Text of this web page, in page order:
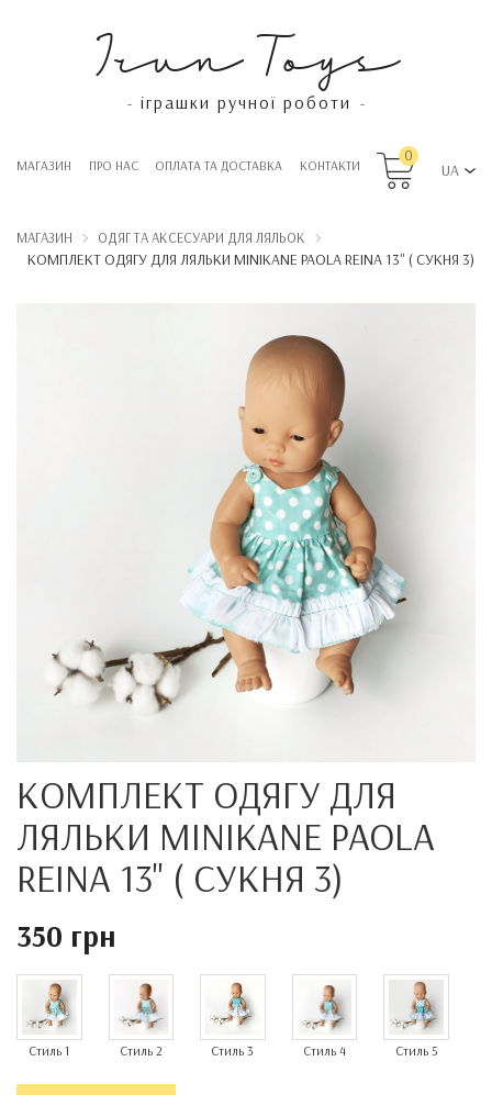
Irun Toys
- іграшки ручної роботи -
МАГАЗИН ПРО НАС OПЛАТА ТА ДОСТАВКА КОНТАКТИ
0
UA
МАГАЗИН ОДЯГ ТА АКСЕСУАРИ ДЛЯ ЛЯЛЬОК
КОМПЛЕКТ ОДЯГУ ДЛЯ ЛЯЛЬКИ MINIKANE PAOLA REINA 13" ( СУКНЯ 3)
КОМПЛЕКТ ОДЯГУ ДЛЯ
ЛЯЛЬКИ MINIKANE PAOLA
REINA 13" ( СУКНЯ 3)
350 грн
Стиль 1 Стиль 2 Стиль 3 Стиль 4 Стиль 5